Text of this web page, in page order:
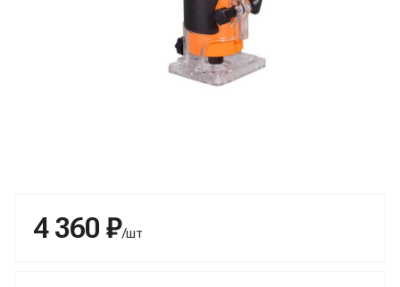
4 360 ₽/шт